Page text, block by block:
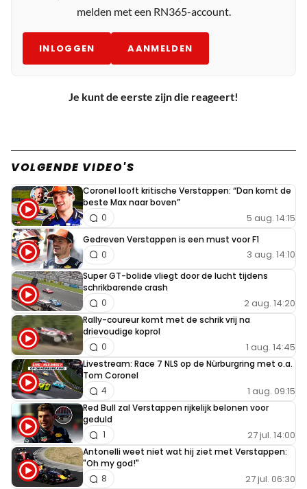
melden met een RN365-account.
INLOGGEN AANMELDEN
Je kunt de eerste zijn die reageert!
VOLGENDE VIDEO'S
Coronel looft kritische Verstappen: “Dan komt de
beste Max naar boven”
5 aug. 14:15
0
Gedreven Verstappen is een must voor F1
3 aug. 14:10
0
Super GT-bolide vliegt door de lucht tijdens
schrikbarende crash
2 aug. 14:20
0
Rally-coureur komt met de schrik vrij na
drievoudige koprol
1 aug. 14:45
0
Livestream: Race 7 NLS op de Nürburgring met o.a.
Tom Coronel
1 aug. 09:15
4
Red Bull zal Verstappen rijkelijk belonen voor
geduld
27 jul. 14:00
1
Antonelli weet niet wat hij ziet met Verstappen:
"Oh my god!"
27 jul. 06:30
8